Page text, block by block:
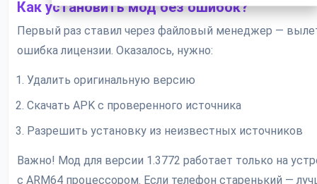
Как установить мод без ошибок?
Первый раз ставил через файловый менеджер —
ошибка лицензии. Оказалось, нужно:
Удалить оригинальную версию
Скачать APK с проверенного источника
Разрешить установку из неизвестных источников
Важно! Мод для версии 1.3772 работает только на
с ARM64 процессором. Если телефон старенький —